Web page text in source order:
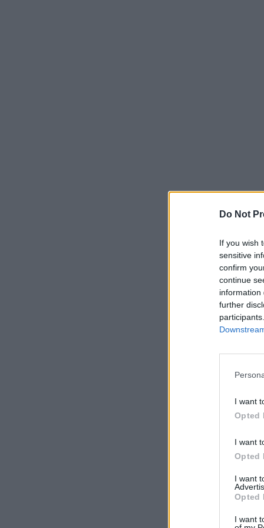
Do Not
If you wish
sensitive
confirm
continue
information
further
I want
Opted
I want
Opted
I want
Opted
I want